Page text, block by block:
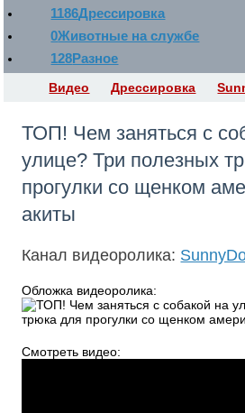
1186Дрессировка
0Животные на службе
128Разное
Видео Дрессировка
ТОП! Чем заняться с
улице? Три полезных
прогулки со щенком
акиты
Канал видеоролика:
Обложка видеоролика:
Смотреть видео: